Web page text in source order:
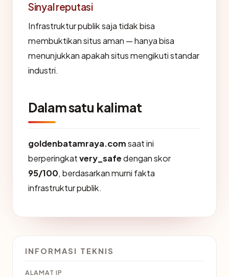
Sinyal reputasi
Infrastruktur publik saja tidak bisa
membuktikan situs aman — hanya bisa
menunjukkan apakah situs mengikuti standar
industri.
Dalam satu kalimat
goldenbatamraya.comsaat ini
berperingkatvery_safedengan skor
95/100, berdasarkan murni fakta
infrastruktur publik.
INFORMASI TEKNIS
ALAMAT IP